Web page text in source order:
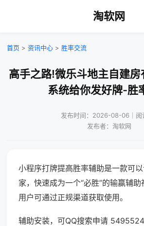
淘软网
首页 > 资讯中心 > 胜率交流
高手之路!微乐斗地主自建房
系统给你发好牌-胜
发布时间：2026-08-06｜阅
发布者：淘软网
小程序打牌提高胜率辅助是一款可
家，快速成为一个“必胜”的输赢辅
用户可通过正规渠道获取使用。
辅助安装，可QQ搜索申请